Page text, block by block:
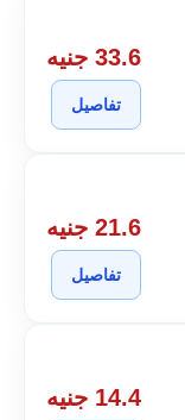
33.6 جنيه
تفاصيل
21.6 جنيه
تفاصيل
14.4 جنيه